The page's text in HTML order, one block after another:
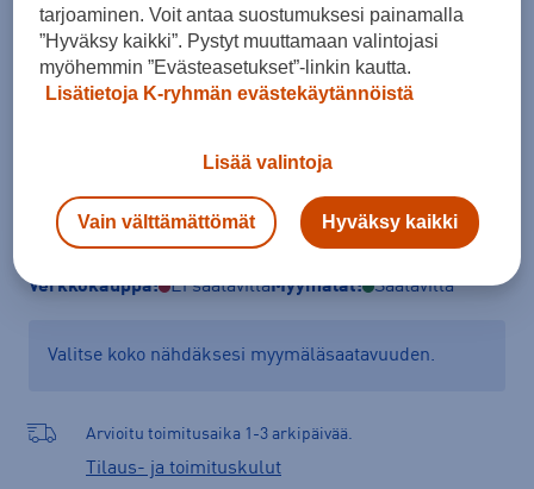
Kokotaulukko
Tarkista saatavuus ja tilaa myymälästä
Verkkokauppa: Ei saatavillaMyymälät: Saatavilla
Valitse koko nähdäksesi myymäläsaatavuuden.
Arvioitu toimitusaika 1-3 arkipäivää.
Tilaus- ja toimituskulut
tarjoaminen. Voit antaa suostumuksesi painamalla
”Hyväksy kaikki”. Pystyt muuttamaan valintojasi
myöhemmin ”Evästeasetukset”-linkin kautta.
Lisätietoja K-ryhmän evästekäytännöistä
Lisää valintoja
Vain välttämättömät Hyväksy kaikki